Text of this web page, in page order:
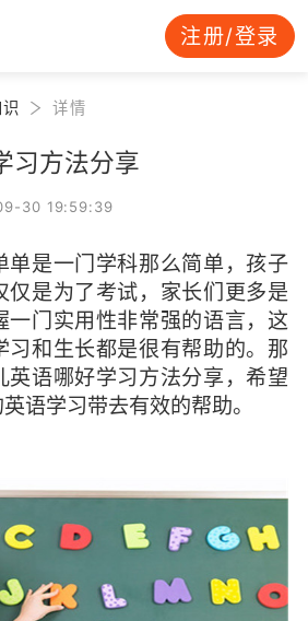
注册/登录
详情
习方法分享
30 19:59:39
单是一门学科那么简单，孩子
仅是为了考试，家长们更多是
一门实用性非常强的语言，这
习和生长都是很有帮助的。那
英语哪好学习方法分享 ，希望
语学习带去有效的帮助。